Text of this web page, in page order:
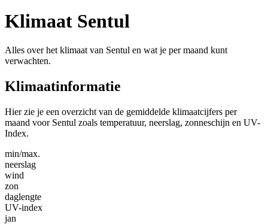
Klimaat Sentul
Alles over het klimaat van Sentul en wat je per maand kunt
verwachten.
Klimaatinformatie
Hier zie je een overzicht van de gemiddelde klimaatcijfers per
maand voor Sentul zoals temperatuur, neerslag, zonneschijn en UV-
Index.
min/max.
neerslag
wind
zon
daglengte
UV-index
jan